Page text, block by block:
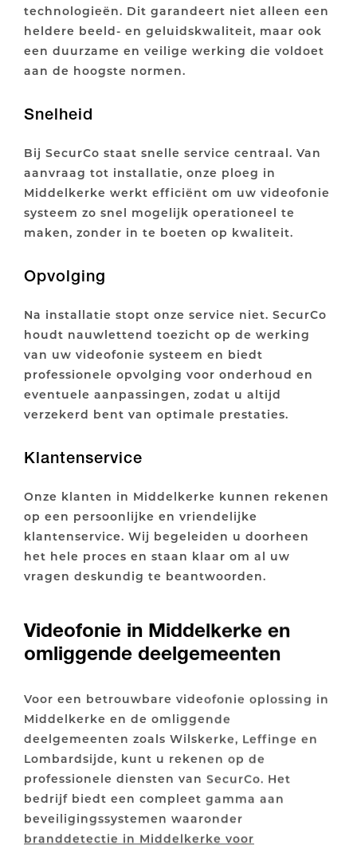
technologieën. Dit garandeert niet alleen een
heldere beeld- en geluidskwaliteit, maar ook
een duurzame en veilige werking die voldoet
aan de hoogste normen.
Snelheid
Bij SecurCo staat snelle service centraal. Van
aanvraag tot installatie, onze ploeg in
Middelkerke werkt efficiënt om uw videofonie
systeem zo snel mogelijk operationeel te
maken, zonder in te boeten op kwaliteit.
Opvolging
Na installatie stopt onze service niet. SecurCo
houdt nauwlettend toezicht op de werking
van uw videofonie systeem en biedt
professionele opvolging voor onderhoud en
eventuele aanpassingen, zodat u altijd
verzekerd bent van optimale prestaties.
Klantenservice
Onze klanten in Middelkerke kunnen rekenen
op een persoonlijke en vriendelijke
klantenservice. Wij begeleiden u doorheen
het hele proces en staan klaar om al uw
vragen deskundig te beantwoorden.
Videofonie in Middelkerke en
omliggende deelgemeenten
Voor een betrouwbare videofonie oplossing in
Middelkerke en de omliggende
deelgemeenten zoals Wilskerke, Leffinge en
Lombardsijde, kunt u rekenen op de
professionele diensten van SecurCo. Het
bedrijf biedt een compleet gamma aan
beveiligingssystemen waaronder
branddetectie in Middelkerke voor